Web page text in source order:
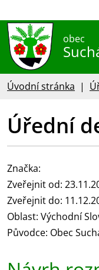
obec
Úvodní stránka
Úřední
Značka:
Zveřejnit od:
Zveřejnit do:
Oblast: Východní
Původce: Obec